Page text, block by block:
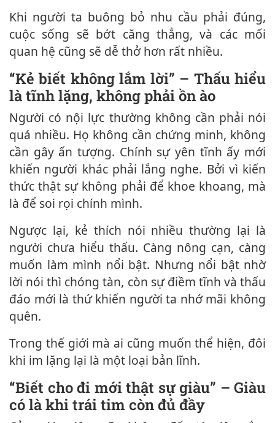
Khi người ta buông bỏ nhu cầu phải đúng,
cuộc sống sẽ bớt căng thẳng, và các mối
quan hệ cũng sẽ dễ thở hơn rất nhiều.
“Kẻ biết không lắm lời” – Thấu hiểu
là tĩnh lặng, không phải ồn ào
Người có nội lực thường không cần phải nói
quá nhiều. Họ không cần chứng minh, không
cần gây ấn tượng. Chính sự yên tĩnh ấy mới
khiến người khác phải lắng nghe. Bởi vì kiến
thức thật sự không phải để khoe khoang, mà
là để soi rọi chính mình.
Ngược lại, kẻ thích nói nhiều thường lại là
người chưa hiểu thấu. Càng nông cạn, càng
muốn làm mình nổi bật. Nhưng nổi bật nhờ
lời nói thì chóng tàn, còn sự điềm tĩnh và thấu
đáo mới là thứ khiến người ta nhớ mãi không
quên.
Trong thế giới mà ai cũng muốn thể hiện, đôi
khi im lặng lại là một loại bản lĩnh.
“Biết cho đi mới thật sự giàu” – Giàu
có là khi trái tim còn đủ đầy